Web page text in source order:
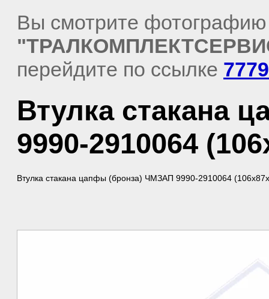
Вы смотрите
перейдите по ссылке
Втулка стакана
9990-2910064
Втулка стакана цапфы (бронза) ЧМЗАП 9990-2910064